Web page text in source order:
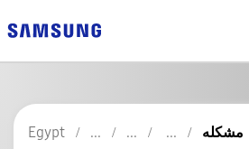
Egypt مشكله